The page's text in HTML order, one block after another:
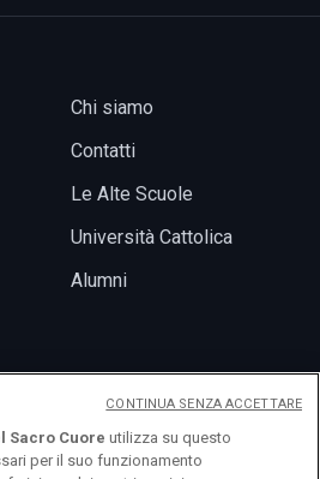
Chi siamo
Contatti
Le Alte Scuole
Università Cattolica
Alumni
Sacro Cuore utilizza su questo
per il suo funzionamento
CONTINUA SENZA ACCETTARE